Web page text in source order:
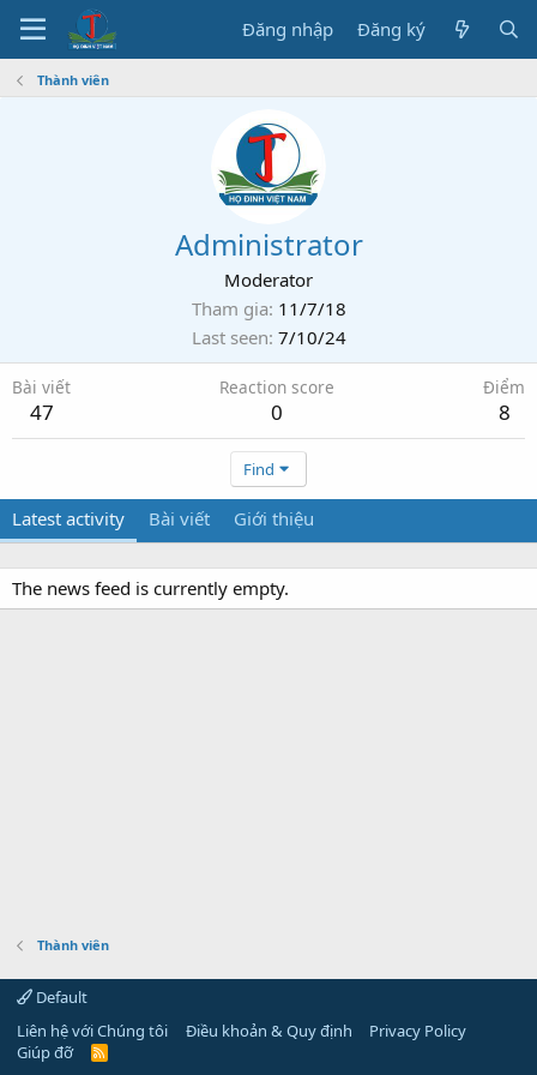
Đăng nhập Đăng ký
Thành viên
Administrator
Moderator
Tham gia 11/7/18
Last seen 7/10/24
Bài viết
47
Reaction score
0
Điểm
8
Find
Latest activity Bài viết Giới thiệu
The news feed is currently empty.
Thành viên
Default
Liên hệ với Chúng tôi
Điều khoản & Quy định
Privacy Policy
Giúp đỡ
R